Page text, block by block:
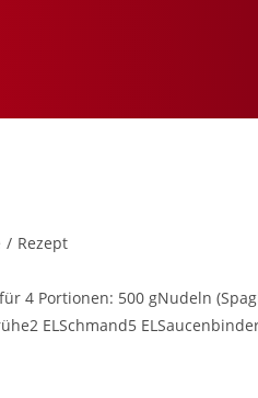
/ Rezept
4 Portionen: 500 gNudeln
ELSchmand5